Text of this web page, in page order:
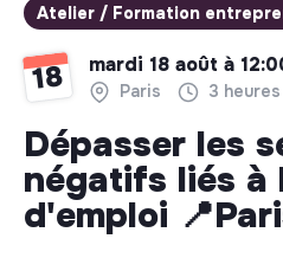
Atelier / Formation
18 mardi 18 août à
Paris 3 heures
Dépasser les
négatifs liés à
d'emploi